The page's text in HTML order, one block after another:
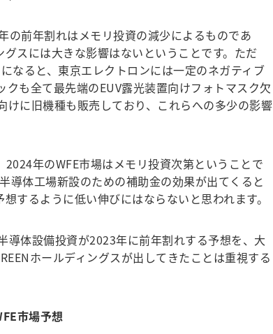
の前年割れはメモリ投資の減少によるものであ
スには大きな影響はないということです。ただ
なると、東京エレクトロンには一定のネガティブ
も全て最先端のEUV露光装置向けフォトマスク欠
に旧機種も販売しており、これらへの多少の影響
年のWFE市場はメモリ投資次第ということで
導体工場新設のための補助金の効果が出てくると
するように低い伸びにはならないと思われます。
体設備投資が2023年に前年割れする予想を、大
ホールディングスが出してきたことは重視する
市場予想